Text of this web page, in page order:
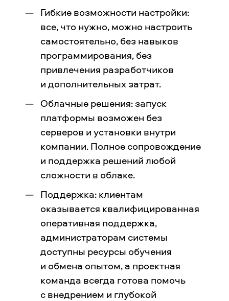
Гибкие возможности настройки:
все, что нужно, можно настроить
самостоятельно, без навыков
программирования, без
привлечения разработчиков
и дополнительных затрат.
Облачные решения: запуск
платформы возможен без
серверов и установки внутри
компании. Полное сопровождение
и поддержка решений любой
сложности в облаке.
Поддержка: клиентам
оказывается квалифицированная
оперативная поддержка,
администраторам системы
доступны ресурсы обучения
и обмена опытом, а проектная
команда всегда готова помочь
с внедрением и глубокой